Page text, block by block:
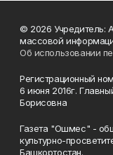
© 2026 Учредитель:
массовой
Об использовании
Регистрационный
6 июня 2016г.
Борисовна
Газета "Ошмес" -
культурно-
Башкортостан.